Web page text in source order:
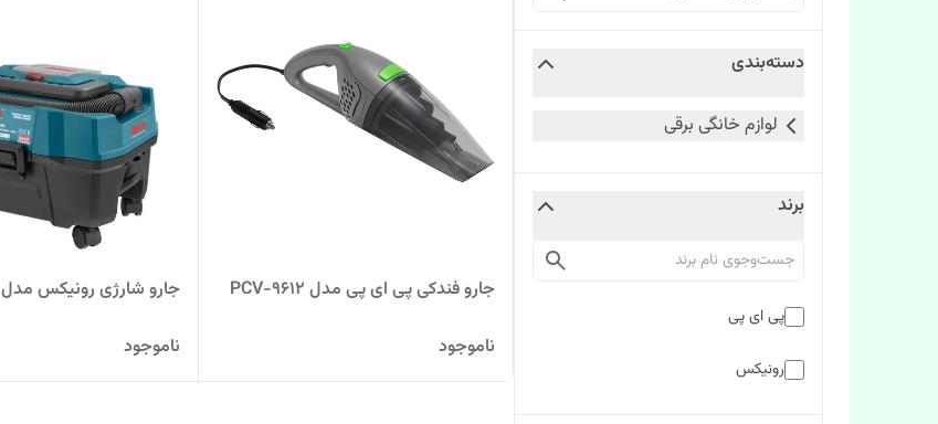
دسته‌بندی
لوازم خانگی برقی
برند
پی ای پی
رونیکس
جارو فندکی پی ای پی مدل PCV-9612
ناموجود
جارو شارژی رونیکس مدل 8640
ناموجود